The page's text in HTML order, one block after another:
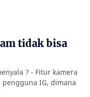
tidak bisa
? - Fitur kamera
IG, dimana